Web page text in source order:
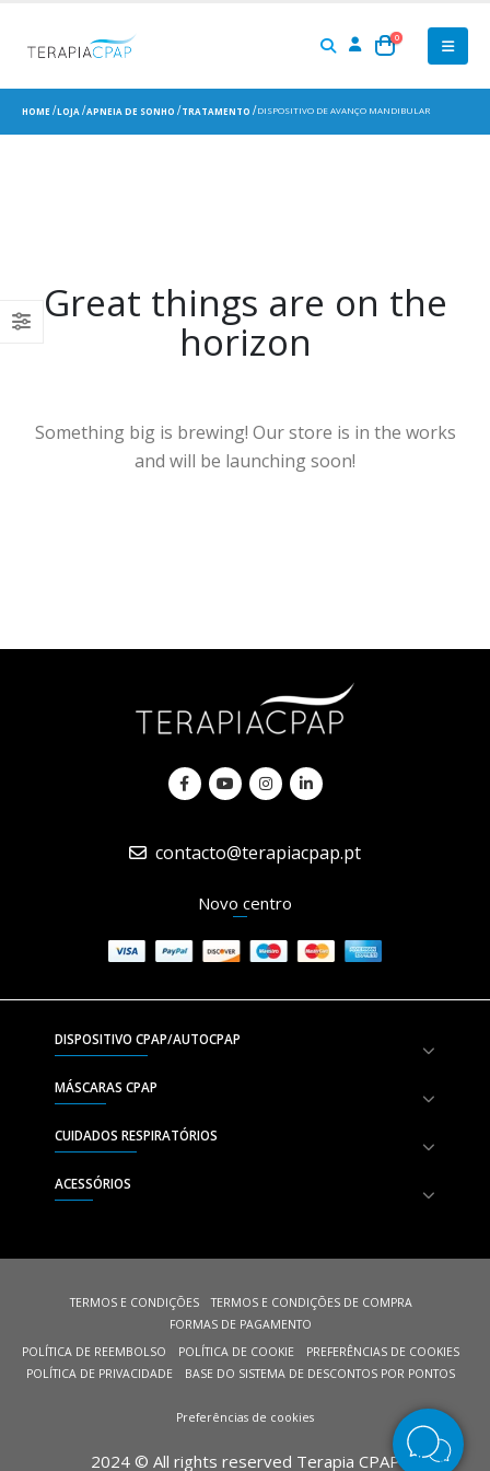
0
HOME LOJA APNEIA DE SONHO TRATAMENTO DISPOSITIVO DE AVANÇO MANDIBULAR
Great things are on the
horizon
Something big is brewing! Our store is in the works
and will be launching soon!
contacto@terapiacpap.pt
Novo centro
DISPOSITIVO CPAP/AUTOCPAP
MÁSCARAS CPAP
CUIDADOS RESPIRATÓRIOS
ACESSÓRIOS
TERMOS E CONDIÇÕES
TERMOS E CONDIÇÕES DE COMPRA
FORMAS DE PAGAMENTO
POLÍTICA DE REEMBOLSO
POLÍTICA DE COOKIE
PREFERÊNCIAS DE COOKIES
POLÍTICA DE PRIVACIDADE
BASE DO SISTEMA DE DESCONTOS POR PONTOS
Preferências de cookies
2024 © All rights reserved Terapia CPAP